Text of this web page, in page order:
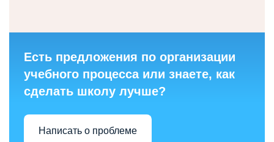
Есть предложения по организации
учебного процесса или знаете, как
сделать школу лучше?
Написать о проблеме